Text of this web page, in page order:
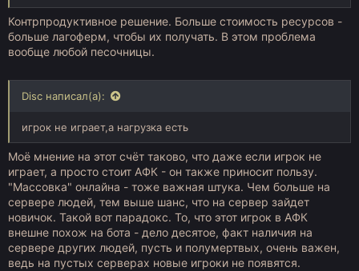
Контрпродуктивное решение. Больше стоимость ресурсов -
больше лагоферм, чтобы их получать. В этом проблема
вообще любой песочницы.
Disc написал(а):
игрок не играет,а нагрузка есть
Моё мнение на этот счёт таково, что даже если игрок не
играет, а просто стоит АФК - он также приносит пользу.
"Массовка" онлайна - тоже важная штука. Чем больше на
сервере людей, тем выше шанс, что на сервер зайдет
новичок. Такой вот парадокс. То, что этот игрок в АФК
внешне похож на бота - дело десятое, факт наличия на
сервере других людей, пусть и полумертвых, очень важен,
ведь на пустых серверах новые игроки не появятся.